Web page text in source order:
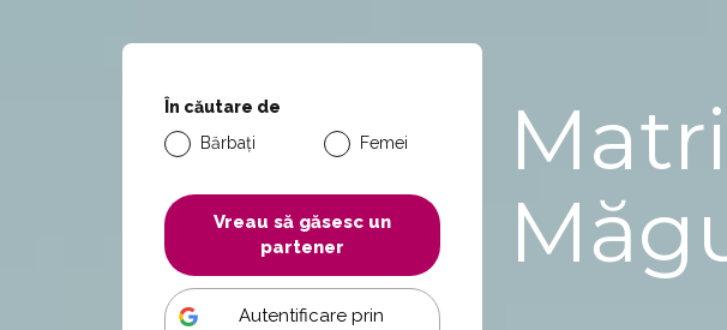
În căutare de
Bărbați
Femei
Vreau să găsesc un
partener
Autentificare prin